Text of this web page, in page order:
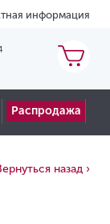
информация
Распродажа
назад ›